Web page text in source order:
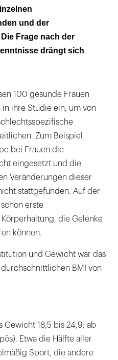
und der
Frage nach der
drängt sich
100 gesunde Frauen
ihre Studie ein, um von
Zum Beispiel
bei Frauen die
eingesetzt und die
Veränderungen dieser
stattgefunden. Auf der
erste
die Gelenke
können.
und Gewicht war das
BMI von
18,5 bis 24,9; ab
Etwa die Hälfte aller
Sport, die andere